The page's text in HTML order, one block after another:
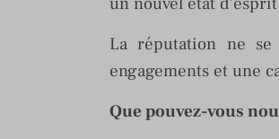
La réputation ne se
engagements et une
Que pouvez-vous